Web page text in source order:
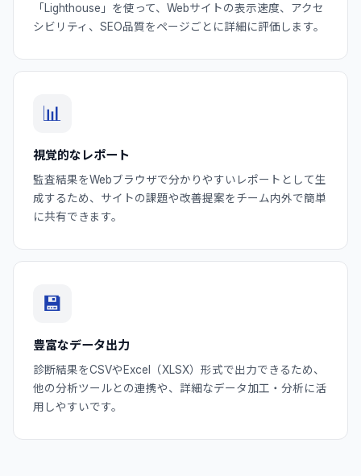
「Lighthouse」を使って、Webサイトの表示速度、アクセ
シビリティ、SEO品質をページごとに詳細に評価します。
📊
視覚的なレポート
監査結果をWebブラウザで分かりやすいレポートとして生
成するため、サイトの課題や改善提案をチーム内外で簡単
に共有できます。
💾
豊富なデータ出力
診断結果をCSVやExcel（XLSX）形式で出力できるため、
他の分析ツールとの連携や、詳細なデータ加工・分析に活
用しやすいです。